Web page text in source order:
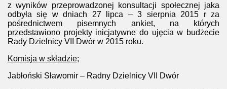
z wyników przeprowadzonej konsultacji społecznej jaka
odbyła się w dniach 27 lipca – 3 sierpnia 2015 r za
pośrednictwem pisemnych ankiet, na których
przedstawiono projekty inicjatywne do ujęcia w budżecie
Rady Dzielnicy VII Dwór w 2015 roku.
Komisja w składzie;
Jabłoński Sławomir – Radny Dzielnicy VII Dwór